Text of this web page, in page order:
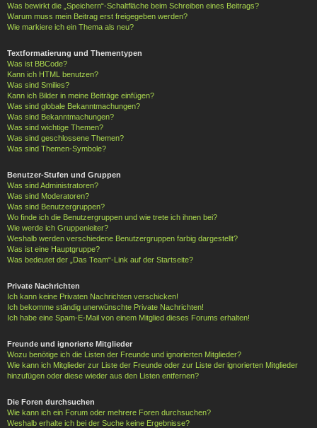
Was bewirkt die „Speichern“-Schaltfläche beim Schreiben eines Beitrags?
Warum muss mein Beitrag erst freigegeben werden?
Wie markiere ich ein Thema als neu?
Textformatierung und Thementypen
Was ist BBCode?
Kann ich HTML benutzen?
Was sind Smilies?
Kann ich Bilder in meine Beiträge einfügen?
Was sind globale Bekanntmachungen?
Was sind Bekanntmachungen?
Was sind wichtige Themen?
Was sind geschlossene Themen?
Was sind Themen-Symbole?
Benutzer-Stufen und Gruppen
Was sind Administratoren?
Was sind Moderatoren?
Was sind Benutzergruppen?
Wo finde ich die Benutzergruppen und wie trete ich ihnen bei?
Wie werde ich Gruppenleiter?
Weshalb werden verschiedene Benutzergruppen farbig dargestellt?
Was ist eine Hauptgruppe?
Was bedeutet der „Das Team“-Link auf der Startseite?
Private Nachrichten
Ich kann keine Privaten Nachrichten verschicken!
Ich bekomme ständig unerwünschte Private Nachrichten!
Ich habe eine Spam-E-Mail von einem Mitglied dieses Forums erhalten!
Freunde und ignorierte Mitglieder
Wozu benötige ich die Listen der Freunde und ignorierten Mitglieder?
Wie kann ich Mitglieder zur Liste der Freunde oder zur Liste der ignorierten Mitglieder
hinzufügen oder diese wieder aus den Listen entfernen?
Die Foren durchsuchen
Wie kann ich ein Forum oder mehrere Foren durchsuchen?
Weshalb erhalte ich bei der Suche keine Ergebnisse?